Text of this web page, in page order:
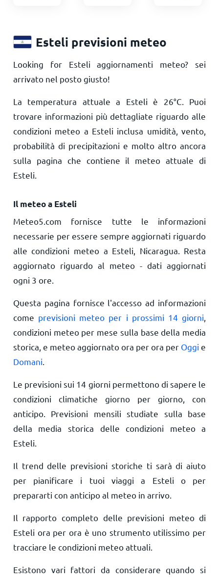
Esteli previsioni meteo
Looking for Esteli aggiornamenti meteo? sei
arrivato nel posto giusto!
La temperatura attuale a Esteli è 26°C . Puoi
trovare informazioni più dettagliate riguardo alle
condizioni meteo a Esteli inclusa umidità, vento,
probabilità di precipitazioni e molto altro ancora
sulla pagina che contiene il meteo attuale di
Esteli.
Il meteo a Esteli
Meteo5.com fornisce tutte le informazioni
necessarie per essere sempre aggiornati riguardo
alle condizioni meteo a Esteli, Nicaragua. Resta
aggiornato riguardo al meteo - dati aggiornati
ogni 3 ore.
Questa pagina fornisce l'accesso ad informazioni
come previsioni meteo per i prossimi 14 giorni
condizioni meteo per mese sulla base della media
storica, e meteo aggiornato ora per ora per Oggi e
Domani
Le previsioni sui 14 giorni permettono di sapere le
condizioni climatiche giorno per giorno, con
anticipo. Previsioni mensili studiate sulla base
della media storica delle condizioni meteo a
Esteli.
Il trend delle previsioni storiche ti sarà di aiuto
per pianificare i tuoi viaggi a Esteli o per
prepararti con anticipo al meteo in arrivo.
Il rapporto completo delle previsioni meteo di
Esteli ora per ora è uno strumento utilissimo per
tracciare le condizioni meteo attuali.
Esistono vari fattori da considerare quando si